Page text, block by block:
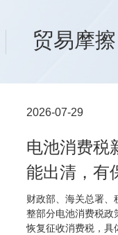
贸易摩擦
2026-07-29
电池消费税
能出清，有
化结构
财政部、海关总署、
整部分电池消费税政
恢复征收消费税，具